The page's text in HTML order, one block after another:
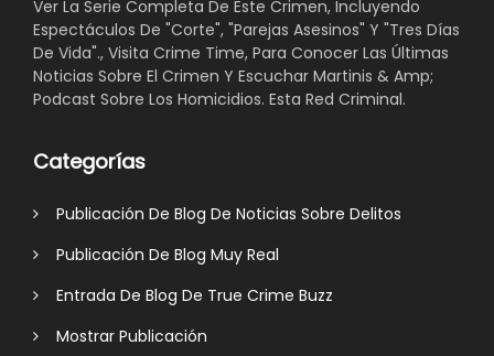
Ver La Serie Completa De Este Crimen, Incluyendo
Espectáculos De "Corte", "Parejas Asesinos" Y "Tres Días
De Vida"., Visita Crime Time, Para Conocer Las Últimas
Noticias Sobre El Crimen Y Escuchar Martinis & Amp;
Podcast Sobre Los Homicidios. Esta Red Criminal.
Categorías
Publicación De Blog De Noticias Sobre Delitos
Publicación De Blog Muy Real
Entrada De Blog De True Crime Buzz
Mostrar Publicación